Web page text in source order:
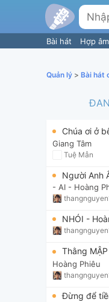
Bài hát Hợp âm
Quản lý > Bài hát
Chúa ơi ở
Giang Tâm
Tuệ Mẫn
Người Anh
- AI - Hoàng
NHÓI -
Thằng
Hoàng Phiêu
Đừng để